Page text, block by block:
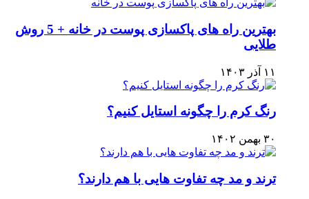
بهترین راه های پاکسازی پوست در خانه + 5 روش
طلایی
۱۱ آذر ۱۴۰۳
رنگ کرم را چگونه استایل کنیم؟
۳۰ بهمن ۱۴۰۲
ترند و مد چه تفاوت هایی با هم دارند؟